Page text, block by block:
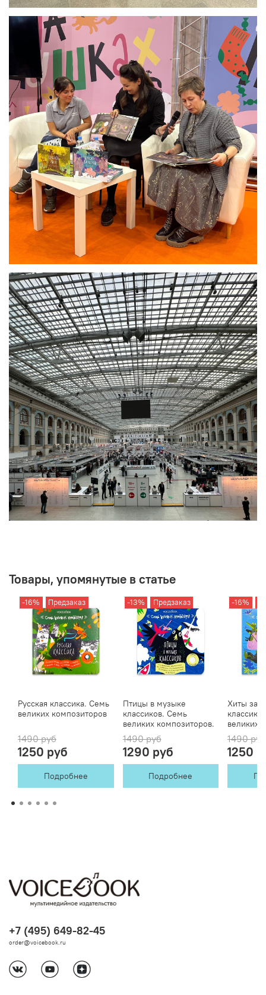
Товары, упомянутые в статье
-16% Предзаказ
Русская классика. Семь
великих композиторов
1490 руб
1250 руб
Подробнее
-13% Предзаказ
Птицы в музыке
классиков. Семь
великих композиторов.
1490 руб
1290 руб
Подробнее
-16%
Хиты
великих
1490 руб
1250
+7 (495) 649-82-45
order@voicebook.ru